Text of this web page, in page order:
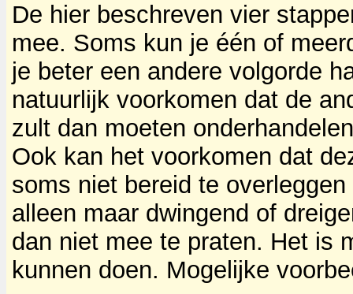
De hier beschreven vier
mee. Soms kun je één of
je beter een andere volgorde
natuurlijk voorkomen dat de
zult dan moeten
Ook kan het voorkomen dat
soms niet bereid te
alleen maar dwingend of
dan niet mee te praten. Het is
kunnen doen. Mogelijke